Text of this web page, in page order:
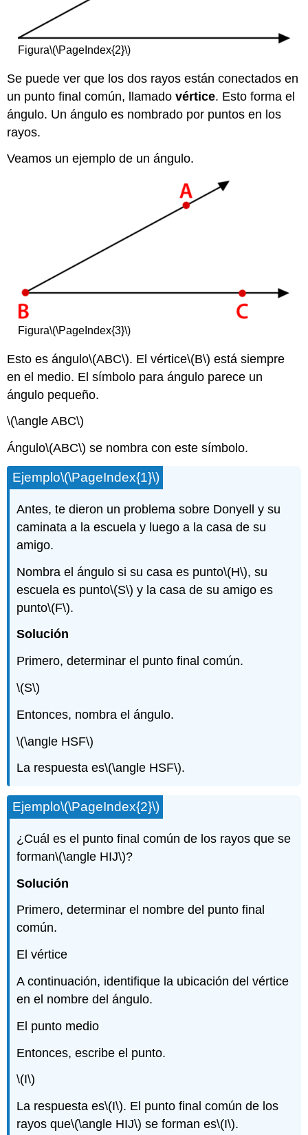
Figura\(\PageIndex{2}\)
Se puede ver que los dos rayos están conectados en
un punto final común, llamadovértice. Esto forma el
ángulo. Un ángulo es nombrado por puntos en los
rayos.
Veamos un ejemplo de un ángulo.
Figura\(\PageIndex{3}\)
Esto es ángulo\(ABC\). El vértice\(B\) está siempre
en el medio. El símbolo para ángulo parece un
ángulo pequeño.
\(\angle ABC\)
Ángulo\(ABC\) se nombra con este símbolo.
Ejemplo\(\PageIndex{1}\)
Antes, te dieron un problema sobre Donyell y su
caminata a la escuela y luego a la casa de su
amigo.
Nombra el ángulo si su casa es punto\(H\), su
escuela es punto\(S\) y la casa de su amigo es
punto\(F\).
Solución
Primero, determinar el punto final común.
\(S\)
Entonces, nombra el ángulo.
\(\angle HSF\)
La respuesta es\(\angle HSF\).
Ejemplo\(\PageIndex{2}\)
¿Cuál es el punto final común de los rayos que se
forman\(\angle HIJ\)?
Solución
Primero, determinar el nombre del punto final
común.
El vértice
A continuación, identifique la ubicación del vértice
en el nombre del ángulo.
El punto medio
Entonces, escribe el punto.
\(I\)
La respuesta es\(I\). El punto final común de los
rayos que\(\angle HIJ\) se forman es\(I\).